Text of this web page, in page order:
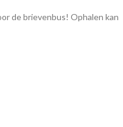
de brievenbus! Ophalen kan